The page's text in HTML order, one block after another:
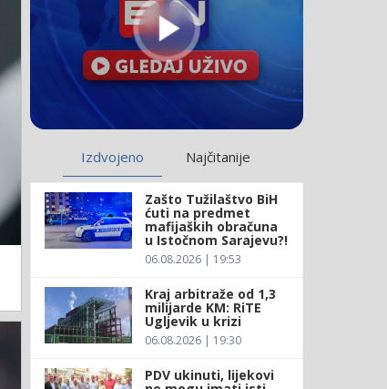
Izdvojeno Najčitanije
Zašto Tužilaštvo BiH
ćuti na predmet
mafijaških obračuna
u Istočnom Sarajevu?!
06.08.2026 | 19:53
Kraj arbitraže od 1,3
milijarde KM: RiTE
Ugljevik u krizi
06.08.2026 | 19:30
PDV ukinuti, lijekovi